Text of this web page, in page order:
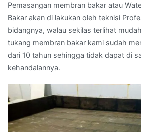
Pemasangan membran bakar atau
Bakar akan di lakukan oleh teknisi
bidangnya, walau sekilas terlihat
tukang membran bakar kami sudah
dari 10 tahun sehingga tidak dapat di
kehandalannya.